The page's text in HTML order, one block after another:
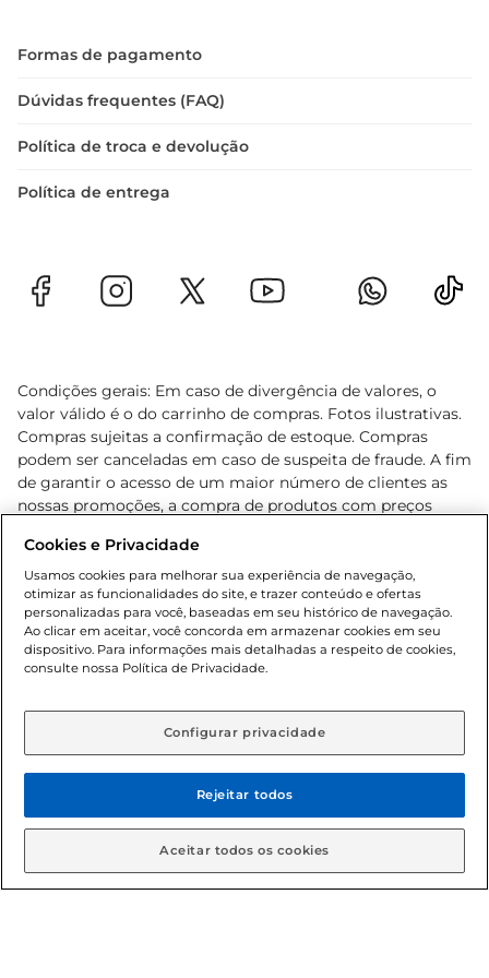
Formas de pagamento
Dúvidas frequentes (FAQ)
Política de troca e devolução
Política de entrega
Condições gerais: Em caso de divergência de valores, o
valor válido é o do carrinho de compras. Fotos ilustrativas.
Compras sujeitas a confirmação de estoque. Compras
podem ser canceladas em caso de suspeita de fraude. A fim
de garantir o acesso de um maior número de clientes as
nossas promoções, a compra de produtos com preços
cliente. Os preços, ofertas e condições são exclusivos para
o e-commerce e válidos durante o dia de hoje, podendo
sofrer alterações sem prévia notificação. Proibida a venda
de bebidas alcoólicas para menores de 18 anos, conforme
Lei n.º 8069/90, art. 81, inciso II (Estatuto da Criança e do
Adolescente). Preços e condições exclusivos para o
aviso prévio. O valor mínimo para as compras on-line é de
© 2026 Copyright. Todos os direitos
reservados Gbarbosa.
Cookies e Privacidade
Usamos cookies para melhorar sua experiência de navegação,
otimizar as funcionalidades do site, e trazer conteúdo e ofertas
personalizadas para você, baseadas em seu histórico de navegação.
Ao clicar em aceitar, você concorda em armazenar cookies em seu
dispositivo. Para informações mais detalhadas a respeito de cookies,
consulte nossa Política de Privacidade.
Configurar privacidade
Rejeitar todos
Aceitar todos os cookies